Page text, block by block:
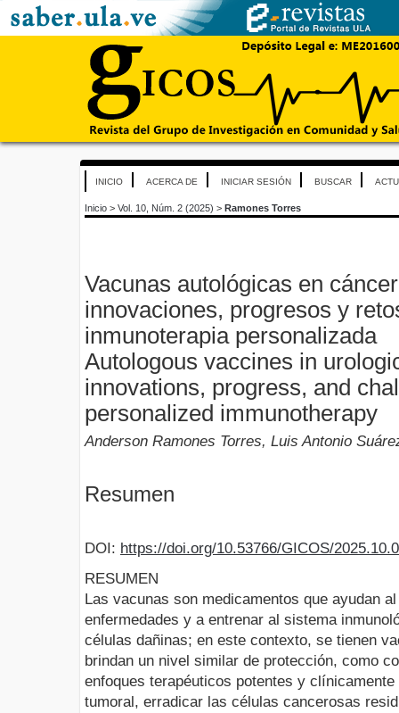
INICIO ACERCA DE INICIAR SESIÓN BUSCAR
Inicio > Vol. 10, Núm. 2 (2025) > Ramones Torres
Vacunas autológicas en
innovaciones, progresos y
inmunoterapia personalizada
Autologous vaccines in
innovations, progress, and
personalized immunotherapy
Anderson Ramones Torres, Luis Antonio
Resumen
DOI: https://doi.org/10.53766/GICOS/
RESUMEN
Las vacunas son medicamentos que ayudan
enfermedades y a entrenar al sistema
células dañinas; en este contexto, se tienen
brindan un nivel similar de protección, como
enfoques terapéuticos potentes y
tumoral, erradicar las células cancerosas